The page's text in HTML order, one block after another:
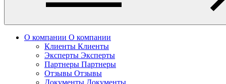
О компании О компании
Клиенты Клиенты
Эксперты Эксперты
Партнеры Партнеры
Отзывы Отзывы
Документы Документы